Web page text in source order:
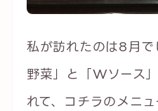
私が訪れたのは8月で
野菜」と「Wソース
れて、コチラのメニュ